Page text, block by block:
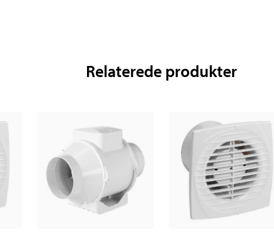
Relaterede produkter